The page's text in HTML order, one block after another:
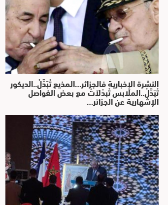
النشرة الإخبارية فالجزائر…المذيع تْبَدَّلْ..الديكور
تْبَدَّلْ..الملابس تْبدْلاَتْ مع بعض الفواصل
الإشهارية عن الجزائر…